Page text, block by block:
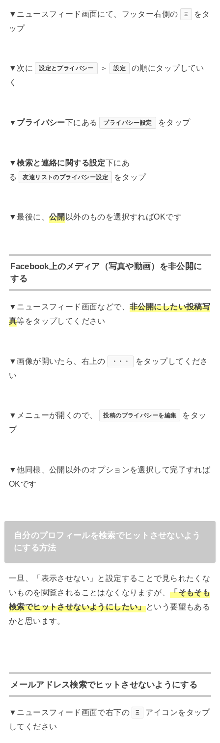
▼ニュースフィード画面にて、フッター右側の Ξ
をタ
ップ
▼次に 設定とプライバシー ＞ 設定
の順にタップしてい
く
▼ プライバシー下にある プライバシー設定 をタップ
▼検索と連絡に関する設定下にあ
る
友達リストのプライバシー設定 をタップ
▼最後に、 公開以外のものを選択すればOKです
Facebook上のメディア（写真や動画）を非公開に
する
▼ニュースフィード画面などで、非公開にしたい投稿写
真等をタップしてください
▼画像が開いたら、右上の ・・・
をタップしてくださ
い
▼メニューが開くので、 投稿のプライバシーを編集
をタッ
プ
▼他同様、公開以外のオプションを選択して完了すれば
OKです
自分のプロフィールを検索でヒットさせないよう
にする方法
一旦、「表示させない」と設定することで見られたくな
いものを閲覧されることはなくなりますが、「そもそも
検索でヒットさせないようにしたい」という要望もある
かと思います。
メールアドレス検索でヒットさせないようにする
▼ニュースフィード画面で右下の Ξ
アイコンをタップ
してください